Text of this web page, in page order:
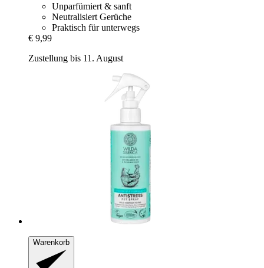
Unparfümiert & sanft
Neutralisiert Gerüche
Praktisch für unterwegs
€ 9,99
Zustellung bis 11. August
Warenkorb